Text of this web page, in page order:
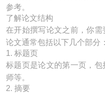
参考。
了解论文结构
在开始撰写论文之前，你
论文通常包括以下几个部分：
1. 标题页
标题页是论文的第一页，
师等。
2. 摘要